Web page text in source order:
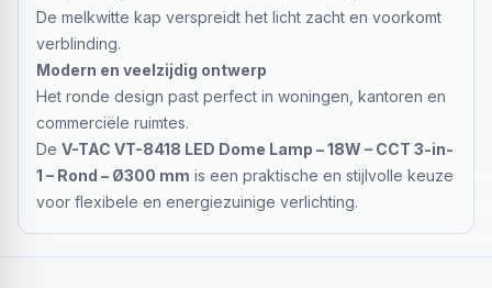
De melkwitte kap verspreidt het licht zacht en voorkomt
verblinding.
Modern en veelzijdig ontwerp
Het ronde design past perfect in woningen, kantoren en
commerciële ruimtes.
De V-TAC VT-8418 LED Dome Lamp – 18W – CCT 3-in-
1 – Rond – Ø300 mm is een praktische en stijlvolle keuze
voor flexibele en energiezuinige verlichting.